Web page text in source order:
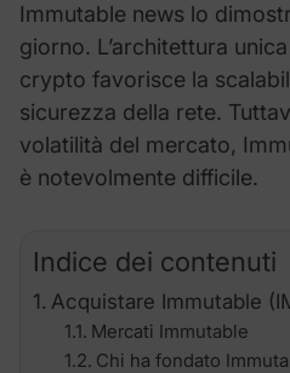
Immutable news lo
giorno. L’architettura
crypto favorisce la
sicurezza della rete.
volatilità del mercato,
è notevolmente difficile.
Indice dei contenuti
Acquistare Immutable
Mercati Immutable
Chi ha fondato